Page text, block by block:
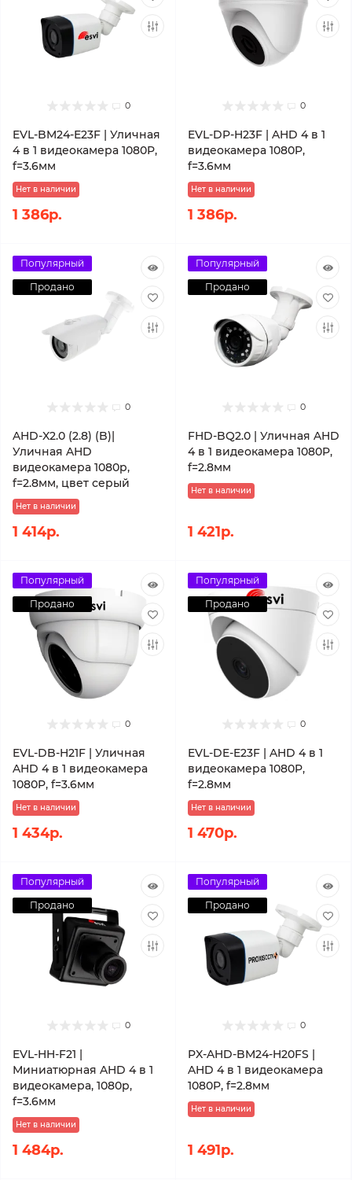
0
EVL-BM24-E23F | Уличная
4 в 1 видеокамера 1080P,
f=3.6мм
Нет в наличии
1 386р.
0
EVL-DP-H23F | AHD 4 в 1
видеокамера 1080P,
f=3.6мм
Нет в наличии
1 386р.
Популярный
Продано
0
AHD-X2.0 (2.8) (B)|
Уличная AHD
видеокамера 1080p,
f=2.8мм, цвет серый
Нет в наличии
1 414р.
Популярный
Продано
0
FHD-BQ2.0 | Уличная AHD
4 в 1 видеокамера 1080P,
f=2.8мм
Нет в наличии
1 421р.
Популярный
Продано
0
EVL-DB-H21F | Уличная
AHD 4 в 1 видеокамера
1080P, f=3.6мм
Нет в наличии
1 434р.
Популярный
Продано
0
EVL-DE-E23F | AHD 4 в 1
видеокамера 1080P,
f=2.8мм
Нет в наличии
1 470р.
Популярный
Продано
0
EVL-HH-F21 |
Миниатюрная AHD 4 в 1
видеокамера, 1080p,
f=3.6мм
Нет в наличии
1 484р.
Популярный
Продано
0
PX-AHD-BM24-H20FS |
AHD 4 в 1 видеокамера
1080P, f=2.8мм
Нет в наличии
1 491р.